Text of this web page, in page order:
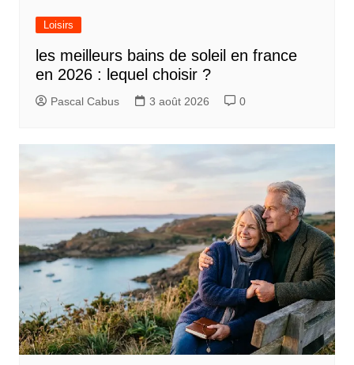
Loisirs
les meilleurs bains de soleil en france
en 2026 : lequel choisir ?
Pascal Cabus 3 août 2026 0